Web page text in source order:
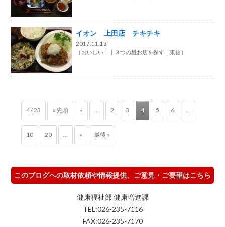
イオン 上田店 チキチキ
2017.11.13
［おいしい！ ３つの星お店を探す 東信］
4 / 23 « 先頭 « 2 3 4 5 6
10 20 » 最後 »
このブログへの取材依頼や情報提供、ご意見・ご要望はこちら
健康福祉部 健康増進課
TEL:026-235-7116
FAX:026-235-7170